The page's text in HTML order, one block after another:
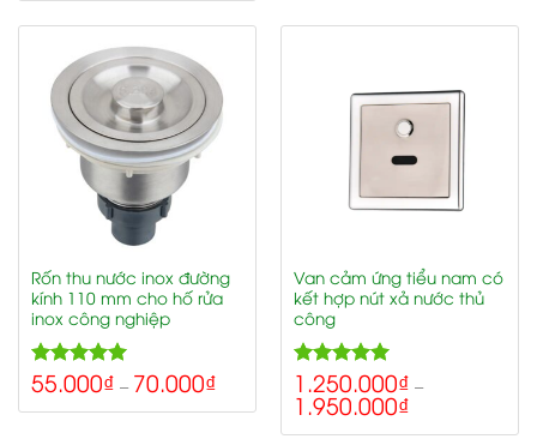
Rốn thu nước inox đường
kính 110 mm cho hố rửa
inox công nghiệp
Rated5.00
out of 5
55.000₫ – 70.000₫
Van cảm ứng tiểu nam có
kết hợp nút xả nước thủ
công
Rated5.00
out of 5
1.250.000₫ –
1.950.000₫